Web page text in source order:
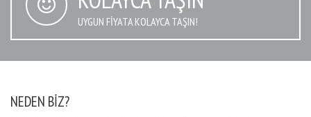
UYGUN FIYATA KOLAYCA TAŞIN!
NEDEN BIZ?